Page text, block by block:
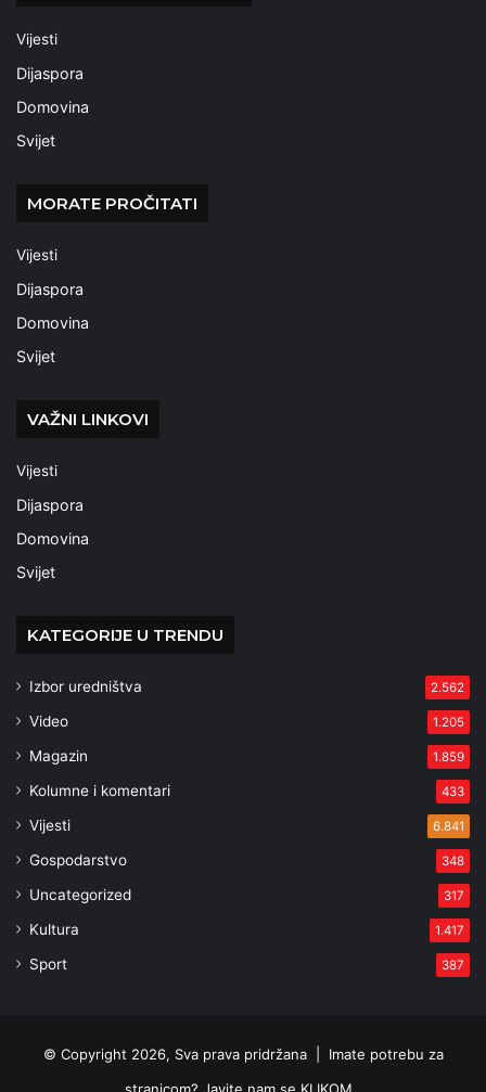
Vijesti
Dijaspora
Domovina
Svijet
MORATE PROČITATI
Vijesti
Dijaspora
Domovina
Svijet
VAŽNI LINKOVI
Vijesti
Dijaspora
Domovina
Svijet
KATEGORIJE U TRENDU
Izbor uredništva 2.562
Video 1.205
Magazin 1.859
Kolumne i komentari 433
Vijesti 6.841
Gospodarstvo 348
Uncategorized 317
Kultura 1.417
Sport 387
© Copyright 2026, Sva prava pridržana | Imate potrebu za